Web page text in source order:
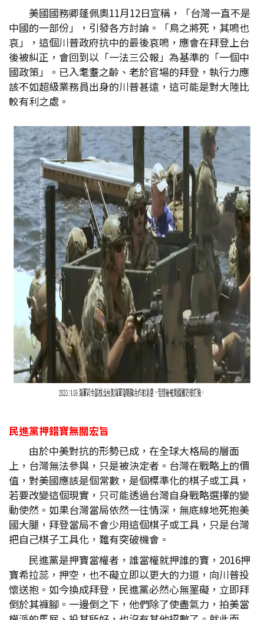
美國國務卿蓬佩奧11月12日宣稱，「台灣一直不是
中國的一部份」，引發各方討論。「鳥之將死，其鳴也
哀」，這個川普政府抗中的最後哀鳴，應會在拜登上台
後被糾正，會回到以「一法三公報」為基準的「一個中
國政策」。已入耄耋之齡、老於官場的拜登，執行力應
該不如超級業務員出身的川普甚遠，這可能是對大陸比
較有利之處。
民進黨押錯寶無關宏旨
由於中美對抗的形勢已成，在全球大格局的層面
上，台灣無法參與，只是被決定者。台灣在戰略上的價
值，對美國應該是個常數，是個標準化的棋子或工具，
若要改變這個現實，只可能透過台灣自身戰略選擇的變
動使然。如果台灣當局依然一往情深，無底線地死抱美
國大腿，拜登當局不會少用這個棋子或工具，只是台灣
把自己棋子工具化，難有突破機會。
民進黨是押寶當權者，誰當權就押誰的寶，2016押
寶希拉蕊，押空，也不礙立即以更大的力道，向川普投
懷送抱。如今換成拜登，民進黨必然心無罣礙，立即拜
倒於其褲腳。一邊倒之下，他們除了使盡氣力，拍美當